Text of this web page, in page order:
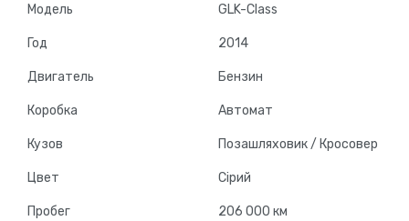
Модель GLK-Class
Год 2014
Двигатель Бензин
Коробка Автомат
Кузов Позашляховик / Кросовер
Цвет Сірий
Пробег 206 000 км